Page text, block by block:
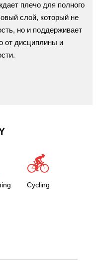
плечо для полного
слой, который не
но и поддерживает
от дисциплины и
Cycling